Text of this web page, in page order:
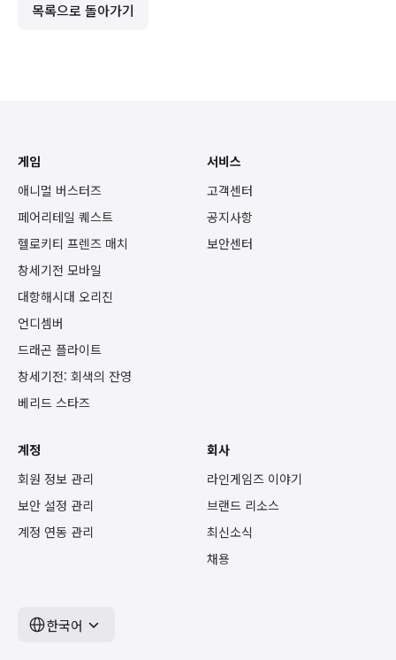
목록으로 돌아가기
게임
애니멀 버스터즈
페어리테일 퀘스트
헬로키티 프렌즈 매치
창세기전 모바일
대항해시대 오리진
언디셈버
드래곤 플라이트
창세기전: 회색의 잔영
베리드 스타즈
서비스
고객센터
공지사항
보안센터
계정
회원 정보 관리
보안 설정 관리
계정 연동 관리
회사
라인게임즈 이야기
브랜드 리소스
최신소식
채용
한국어